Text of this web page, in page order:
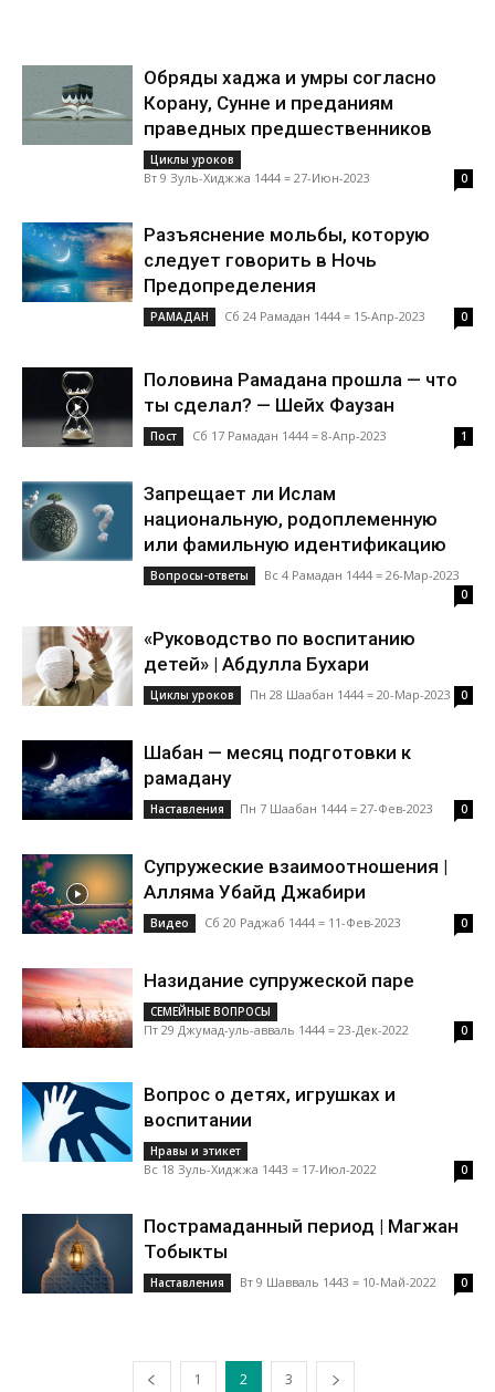
Обряды хаджа и умры согласно
Корану, Сунне и преданиям
праведных предшественников
Циклы уроков
Вт 9 Зуль-Хиджжа 1444 = 27-Июн-2023 0
Разъяснение мольбы, которую
следует говорить в Ночь
Предопределения
РАМАДАН Сб 24 Рамадан 1444 = 15-Апр-2023 0
Половина Рамадана прошла — что
ты сделал? — Шейх Фаузан
Пост Сб 17 Рамадан 1444 = 8-Апр-2023 1
Запрещает ли Ислам
национальную, родоплеменную
или фамильную идентификацию
Вопросы-ответы Вс 4 Рамадан 1444 = 26-Мар-2023
0
«Руководство по воспитанию
детей» | Абдулла Бухари
Циклы уроков Пн 28 Шаабан 1444 = 20-Мар-2023 0
Шабан — месяц подготовки к
рамадану
Наставления Пн 7 Шаабан 1444 = 27-Фев-2023 0
Супружеские взаимоотношения |
Алляма Убайд Джабири
Видео Сб 20 Раджаб 1444 = 11-Фев-2023 0
Назидание супружеской паре
СЕМЕЙНЫЕ ВОПРОСЫ
Пт 29 Джумад-уль-авваль 1444 = 23-Дек-2022 0
Вопрос о детях, игрушках и
воспитании
Нравы и этикет
Вс 18 Зуль-Хиджжа 1443 = 17-Июл-2022 0
Пострамаданный период | Магжан
Тобыкты
Наставления Вт 9 Шавваль 1443 = 10-Май-2022 0
1 2 3